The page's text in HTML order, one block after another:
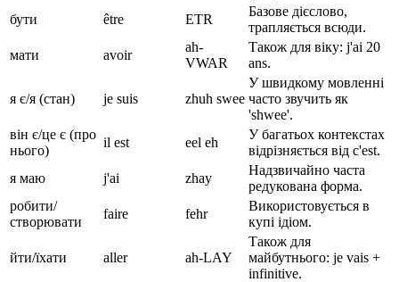
бути
être ETR
Базове дієслово,
трапляється всюди.
мати
avoir
ah-
VWAR
Також для віку: j'ai 20
ans.
я є/я (стан) je suis zhuh swee
У швидкому мовленні
часто звучить як
'shwee'.
він є/це є (про
нього)
il est eel eh
У багатьох контекстах
відрізняється від c'est.
я маю
j'ai zhay
Надзвичайно часта
редукована форма.
робити/
створювати
faire fehr
Використовується в
купі ідіом.
йти/їхати aller ah-LAY
Також для
майбутнього: je vais +
infinitive.